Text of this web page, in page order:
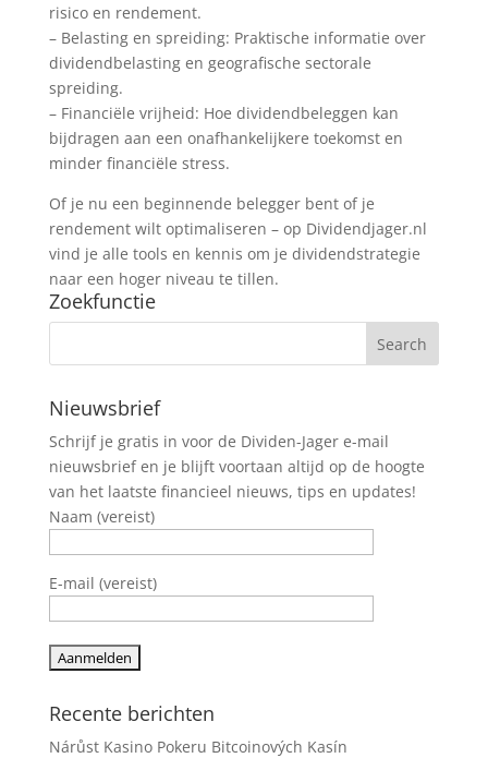
risico en rendement.
– Belasting en spreiding: Praktische informatie over
dividendbelasting en geografische sectorale
spreiding.
– Financiële vrijheid: Hoe dividendbeleggen kan
bijdragen aan een onafhankelijkere toekomst en
minder financiële stress.
Of je nu een beginnende belegger bent of je
rendement wilt optimaliseren – op Dividendjager.nl
vind je alle tools en kennis om je dividendstrategie
naar een hoger niveau te tillen.
Zoekfunctie
Nieuwsbrief
Schrijf je gratis in voor de Dividen-Jager e-mail
nieuwsbrief en je blijft voortaan altijd op de hoogte
van het laatste financieel nieuws, tips en updates!
Naam (vereist)
E-mail (vereist)
Recente berichten
Nárůst Kasino Pokeru Bitcoinových Kasín